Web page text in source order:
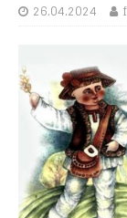
26.04.2024